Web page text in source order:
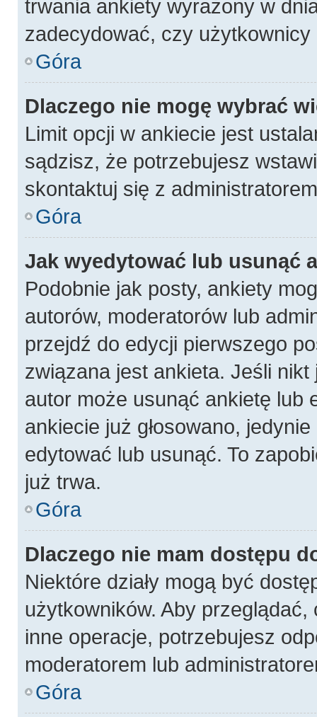
trwania ankiety wyrażony w
zadecydować, czy użytkownicy
Góra
Dlaczego nie mogę wybrać
Limit opcji w ankiecie jest
sądzisz, że potrzebujesz
skontaktuj się z
Góra
Jak wyedytować lub usunąć
Podobnie jak posty, ankiety
autorów, moderatorów lub
przejdź do edycji pierwszego
związana jest ankieta. Jeśli nikt
autor może usunąć ankietę lub
ankiecie już głosowano,
edytować lub usunąć. To
już trwa.
Góra
Dlaczego nie mam dostępu
Niektóre działy mogą być
użytkowników. Aby
inne operacje, potrzebujesz
moderatorem lub
Góra